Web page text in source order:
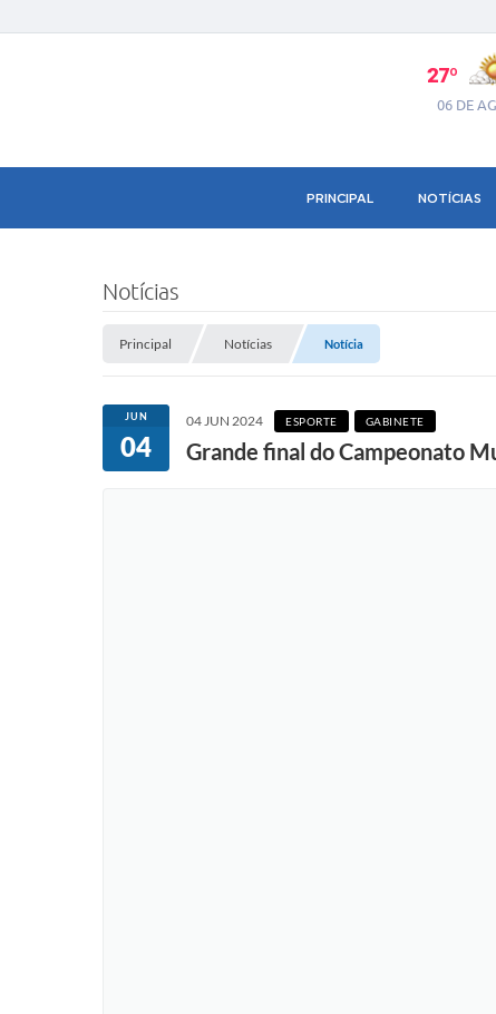
27º
06 DE
PRINCIPAL NOTÍCIAS
Notícias
Principal Notícias Notícia
JUN
04
04 JUN 2024 ESPORTE GABINETE
Grande final do Campeonato